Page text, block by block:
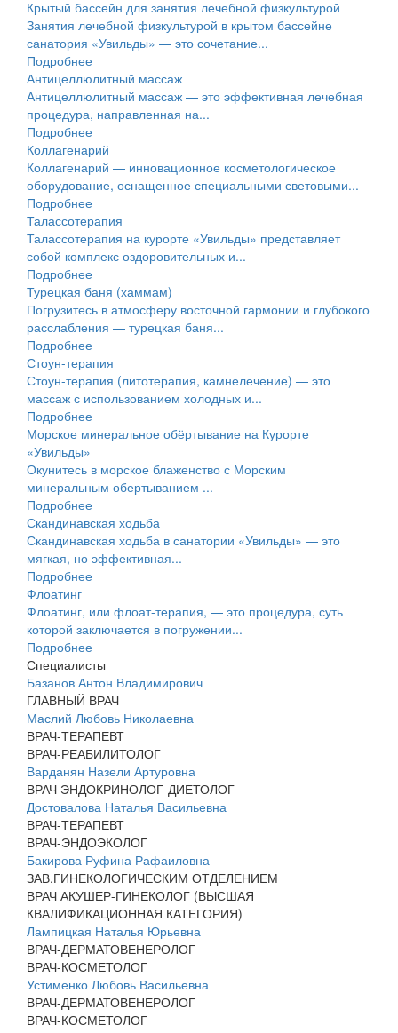
Крытый бассейн для занятия лечебной физкультурой
Занятия лечебной физкультурой в крытом бассейне
санатория «Увильды» — это сочетание...
Подробнее
Антицеллюлитный массаж
Антицеллюлитный массаж — это эффективная лечебная
процедура, направленная на...
Подробнее
Коллагенарий
Коллагенарий — инновационное косметологическое
оборудование, оснащенное специальными световыми...
Подробнее
Талассотерапия
Талассотерапия на курорте «Увильды» представляет
собой комплекс оздоровительных и...
Подробнее
Турецкая баня (хаммам)
Погрузитесь в атмосферу восточной гармонии и глубокого
расслабления — турецкая баня...
Подробнее
Стоун-терапия
Стоун-терапия (литотерапия, камнелечение) — это
массаж с использованием холодных и...
Подробнее
Морское минеральное обёртывание на Курорте
«Увильды»
Окунитесь в морское блаженство с Морским
минеральным обертыванием ...
Подробнее
Скандинавская ходьба
Скандинавская ходьба в санатории «Увильды» — это
мягкая, но эффективная...
Подробнее
Флоатинг
Флоатинг, или флоат-терапия, — это процедура, суть
которой заключается в погружении...
Подробнее
Специалисты
Базанов Антон Владимирович
ГЛАВНЫЙ ВРАЧ
Маслий Любовь Николаевна
ВРАЧ-ТЕРАПЕВТ
ВРАЧ-РЕАБИЛИТОЛОГ
Варданян Назели Артуровна
ВРАЧ ЭНДОКРИНОЛОГ-ДИЕТОЛОГ
Достовалова Наталья Васильевна
ВРАЧ-ТЕРАПЕВТ
ВРАЧ-ЭНДОЭКОЛОГ
Бакирова Руфина Рафаиловна
ЗАВ.ГИНЕКОЛОГИЧЕСКИМ ОТДЕЛЕНИЕМ
ВРАЧ АКУШЕР-ГИНЕКОЛОГ (ВЫСШАЯ
КВАЛИФИКАЦИОННАЯ КАТЕГОРИЯ)
Лампицкая Наталья Юрьевна
ВРАЧ-ДЕРМАТОВЕНЕРОЛОГ
ВРАЧ-КОСМЕТОЛОГ
Устименко Любовь Васильевна
ВРАЧ-ДЕРМАТОВЕНЕРОЛОГ
ВРАЧ-КОСМЕТОЛОГ